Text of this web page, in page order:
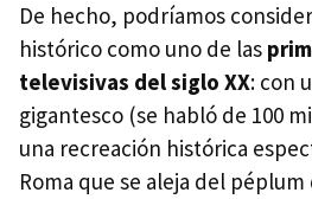
De hecho, podríamos
histórico como uno de las
televisivas del siglo XX: con
gigantesco (se habló de 100
una recreación histórica
Roma que se aleja del